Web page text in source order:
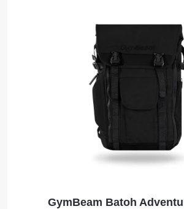
GymBeam Batoh